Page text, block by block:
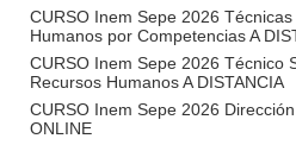
CURSO Inem Sepe 2026
Humanos por Competencias A
CURSO Inem Sepe 2026 Técnico
Recursos Humanos A DISTANCIA
CURSO Inem Sepe 2026
ONLINE